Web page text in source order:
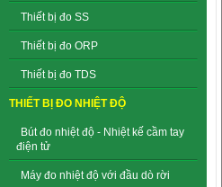
Thiết bị đo SS
Thiết bị đo ORP
Thiết bị đo TDS
THIẾT BỊ ĐO NHIỆT ĐỘ
Bút đo nhiệt độ - Nhiệt kế cầm tay
điện tử
Máy đo nhiệt độ với đầu dò rời